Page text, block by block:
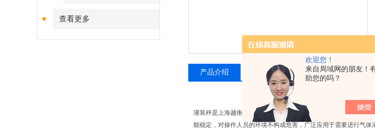
欢迎您！
来自局域网的朋友！
助您的吗？
查看更多
产品介绍 相关产品 留言询价
液化气
灌装秤是上海越衡实业公司力作，款式大气，功能齐全，是一种
能稳定，对操作人员的环境不构成危害，广泛应用于需要进行气体